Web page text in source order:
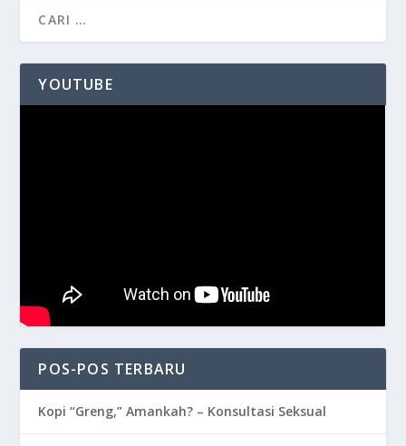
YOUTUBE
POS-POS TERBARU
Kopi “Greng,” Amankah? – Konsultasi Seksual